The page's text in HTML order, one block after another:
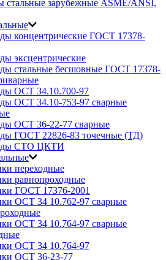
стальные зарубежные ASME/ANSI,
концентрические ГОСТ 17378-
эксцентрические
стальные бесшовные ГОСТ 17378-
ОСТ 34.10.700-97
ОСТ 34.10-753-97 сварные
ОСТ 36-22-77 сварные
ГОСТ 22826-83 точечные (ТД)
СТО ЦКТИ
переходные
равнопроходные
ГОСТ 17376-2001
ОСТ 34 10.762-97 сварные
ОСТ 34 10.764-97 сварные
ОСТ 34 10.764-97
ОСТ 36-23-77